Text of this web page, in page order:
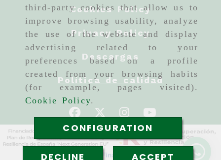
third-party cookies that allow us to
improve browsing usability, analyze
the use of the website and display
advertising related to your
preferences based on a profile
created from your browsing habits
(for example, pages visited).
Cookie Policy.
CONFIGURATION
DECLINE ACCEPT
Cookies Policy
Privacy Policy
Descargas
Política de calidad